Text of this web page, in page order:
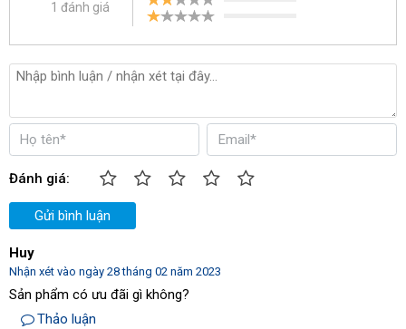
1 đánh giá
Đánh giá:
Gửi bình luận
Huy
Nhận xét vào ngày 28 tháng 02 năm 2023
Sản phẩm có ưu đãi gì không?
Thảo luận